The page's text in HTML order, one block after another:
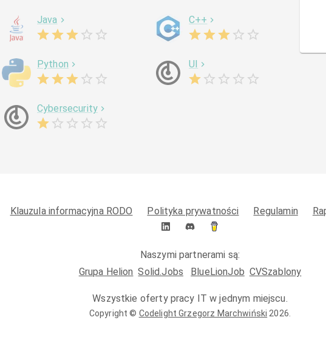
Java C++
Python UI
Cybersecurity
Klauzula informacyjna RODO Polityka prywatności Regulamin
Naszymi partnerami są:
Grupa Helion Solid.Jobs BlueLionJob CVSzablony
Wszystkie oferty pracy IT w jednym miejscu.
Copyright © Codelight Grzegorz Marchwiński 2026